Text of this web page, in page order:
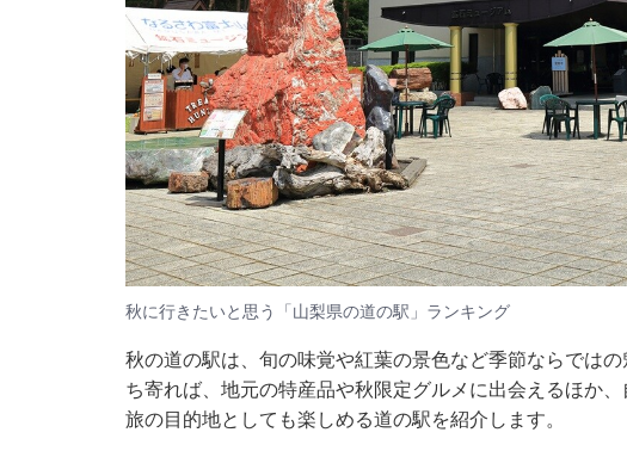
秋に行きたいと思う「山梨県の道の駅」ランキング
秋の道の駅は、旬の味覚や紅葉の景色など季節ならでは
ち寄れば、地元の特産品や秋限定グルメに出会えるほか
旅の目的地としても楽しめる道の駅を紹介します。